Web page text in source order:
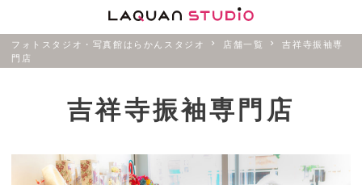
フォトスタジオ・写真館はらかんスタジオ 店舗一覧
吉祥寺振袖専
門店
吉祥寺振袖専門店